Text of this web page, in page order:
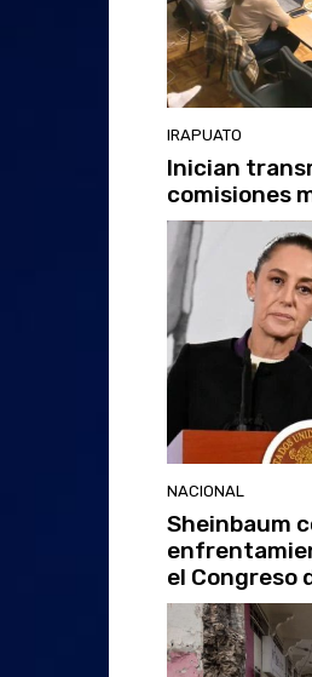
IRAPUATO
Inician
comisiones
NACIONAL
Sheinbaum
el Congreso